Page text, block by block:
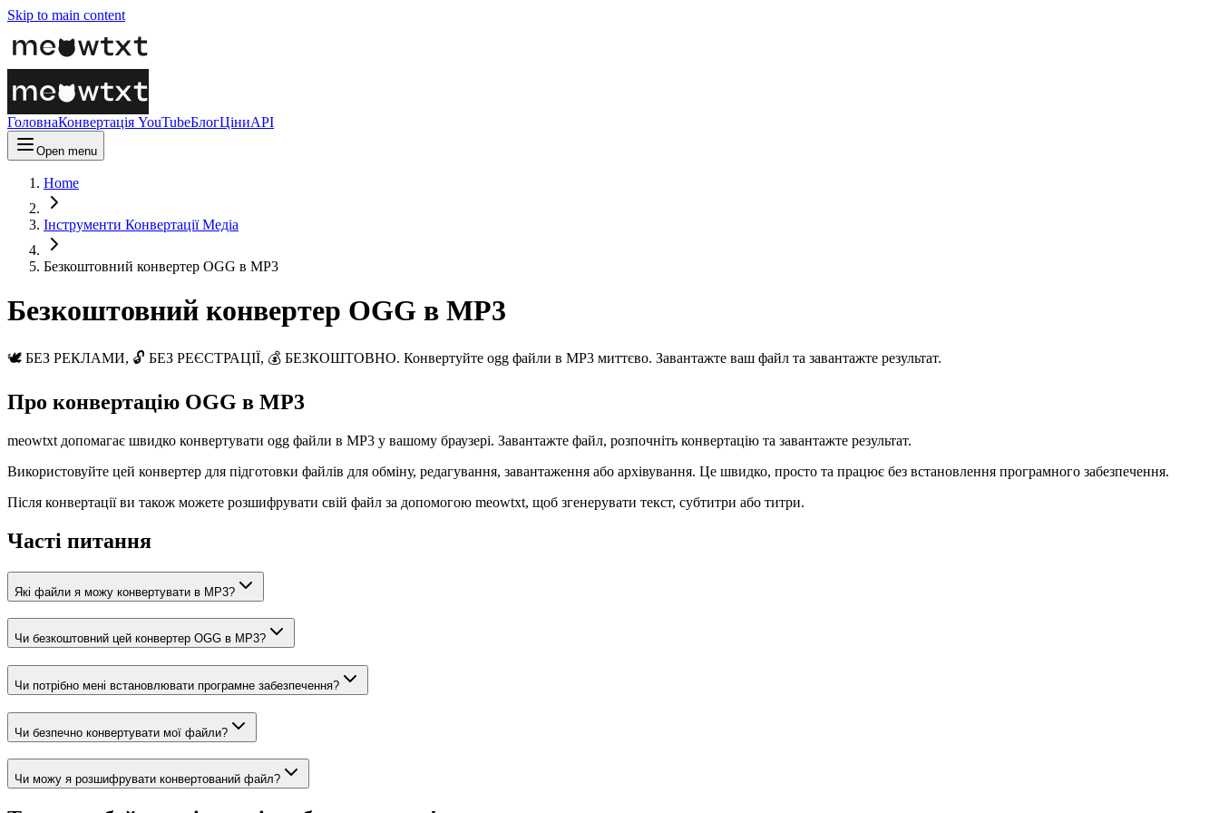
Skip to main content
ГоловнаКонвертація YouTubeБлогЦіниAPI
Open menu
Home
Інструменти Конвертації Медіа
Безкоштовний конвертер OGG в MP3
Безкоштовний конвертер OGG в MP3
🕊️ БЕЗ РЕКЛАМИ, 🔓 БЕЗ РЕЄСТРАЦІЇ, 💰 БЕЗКОШТОВНО. Конвертуйте ogg файли в MP3 миттєво. Завантажте ваш файл та завантажте результат.
Про конвертацію OGG в MP3
meowtxt допомагає швидко конвертувати ogg файли в MP3 у вашому браузері. Завантажте файл, розпочніть конвертацію та завантажте результат.
Використовуйте цей конвертер для підготовки файлів для обміну, редагування, завантаження або архівування. Це швидко, просто та працює без встановлення програмного забезпечення.
Після конвертації ви також можете розшифрувати свій файл за допомогою meowtxt, щоб згенерувати текст, субтитри або титри.
Часті питання
Які файли я можу конвертувати в MP3?
Чи безкоштовний цей конвертер OGG в MP3?
Чи потрібно мені встановлювати програмне забезпечення?
Чи безпечно конвертувати мої файли?
Чи можу я розшифрувати конвертований файл?